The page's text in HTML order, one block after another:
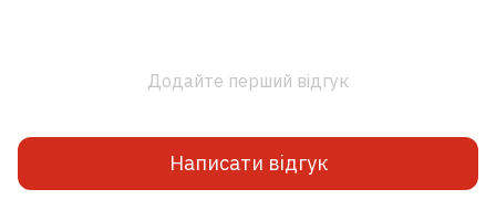
Додайте перший відгук
Написати відгук